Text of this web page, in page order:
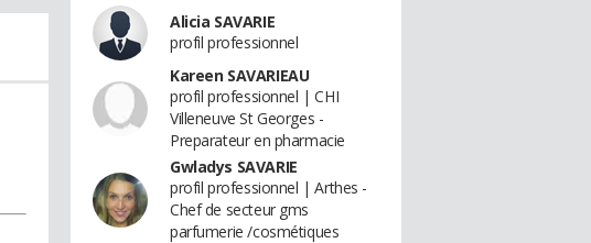
Alicia SAVARIE
profil professionnel
Kareen SAVARIEAU
profil professionnel | CHI
Villeneuve St Georges -
Preparateur en pharmacie
Gwladys SAVARIE
profil professionnel | Arthes -
Chef de secteur gms
parfumerie /cosmétiques